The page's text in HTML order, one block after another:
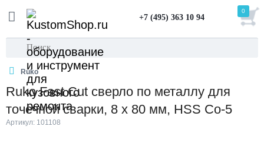
+7 (495) 363 10 94
0
Ruko
Ruko Fast Cut cверло по металлу для
точечной сварки, 8 х 80 мм, HSS Co-5
Артикул: 101108